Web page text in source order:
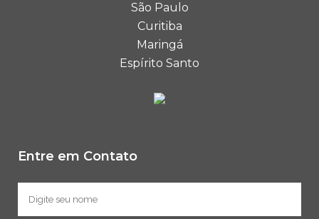
São Paulo
Curitiba
Maringá
Espírito Santo
Entre em Contato